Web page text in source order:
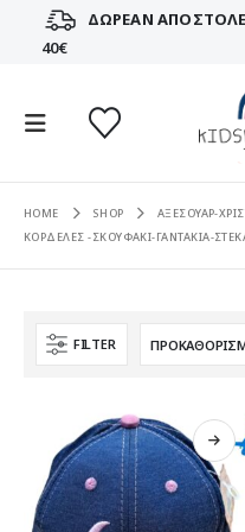
ΔΩΡΕΑΝ
40€
HOME SHOP
ΑΞΕΣΟΥΑΡ-
ΚΟΡΔΕΛΕΣ -ΣΚΟΥΦΑΚΙ-ΓΑΝΤΑΚΙΑ-
FILTER